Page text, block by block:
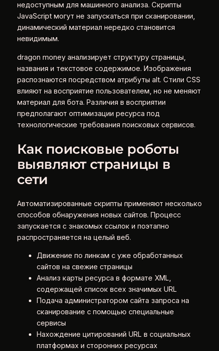
недоступным для машинного анализа. Скрипты
JavaScript могут не запускаться при сканировании,
динамический материал нередко становится
невидимым.
dragon money анализирует структуру страницы,
названия и текстовое содержимое. Изображения
распознаются посредством атрибуты alt. Стили CSS
влияют на восприятие пользователем, но не меняют
материал для бота. Различия в восприятии
предполагают оптимизации ресурса под
технологические требования поисковых сервисов.
Как поисковые роботы
выявляют страницы в
сети
Автоматизированные скрипты применяют несколько
способов обнаружения новых сайтов. Процесс
запускается с знакомых ссылок и поэтапно
распространяется на целый веб.
Движение по линкам с уже обработанных
сайтов на свежие страницы
Анализ карты ресурса в формате XML,
содержащей список всех значимых URL
Подача администратором сайта запроса на
сканирование с помощью специальные
сервисы
Нахождение цитирований URL в социальных
платформах и сторонних ресурсах